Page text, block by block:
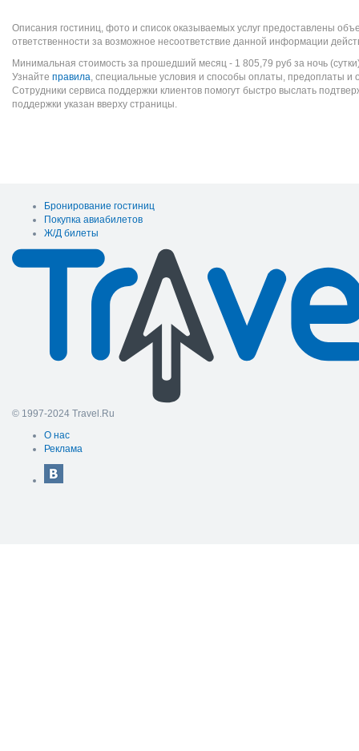
Описания гостиниц, фото и список оказываемых услуг предоставлены
ответственности за возможное несоответствие данной информации
Минимальная стоимость за прошедший месяц - 1 805,79 руб за ночь
Узнайте правила, специальные условия и способы оплаты, предоплаты и
Сотрудники сервиса поддержки клиентов помогут быстро выслать
поддержки указан вверху страницы.
Бронирование гостиниц
Покупка авиабилетов
Ж/Д билеты
© 1997-2024 Travel.Ru
О нас
Реклама